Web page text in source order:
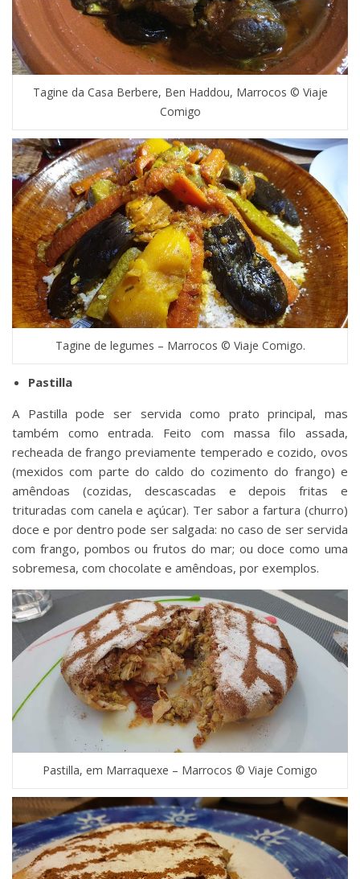
Tagine da Casa Berbere, Ben Haddou, Marrocos © Viaje
Comigo
Tagine de legumes – Marrocos © Viaje Comigo.
Pastilla
A Pastilla pode ser servida como prato principal, mas
também como entrada. Feito com massa filo assada,
recheada de frango previamente temperado e cozido, ovos
(mexidos com parte do caldo do cozimento do frango) e
amêndoas (cozidas, descascadas e depois fritas e
trituradas com canela e açúcar). Ter sabor a fartura (churro)
doce e por dentro pode ser salgada: no caso de ser servida
com frango, pombos ou frutos do mar; ou doce como uma
sobremesa, com chocolate e amêndoas, por exemplos.
Pastilla, em Marraquexe – Marrocos © Viaje Comigo